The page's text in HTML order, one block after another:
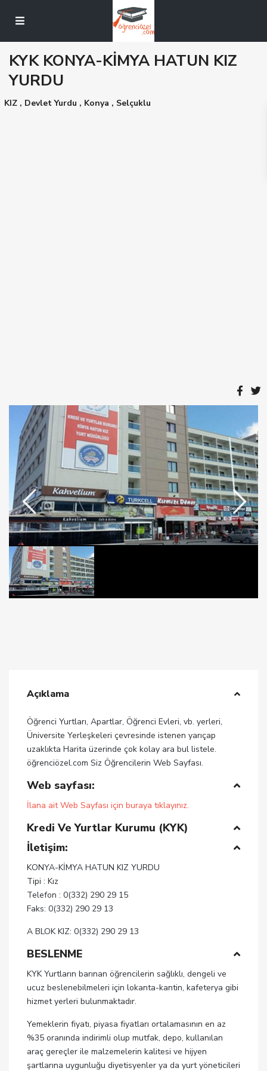
KYK KONYA-KİMYA HATUN KIZ
YURDU
KIZ , Devlet Yurdu , Konya , Selçuklu
Açıklama
Öğrenci Yurtları, Apartlar, Öğrenci Evleri, vb. yerleri,
Üniversite Yerleşkeleri çevresinde istenen yarıçap
uzaklıkta Harita üzerinde çok kolay ara bul listele.
öğrenciözel.com Siz Öğrencilerin Web Sayfası.
Web sayfası:
İlana ait Web Sayfası için buraya tıklayınız.
Kredi Ve Yurtlar Kurumu (KYK)
İletişim:
KONYA-KİMYA HATUN KIZ YURDU
Tipi : Kız
Telefon : 0(332) 290 29 15
Faks: 0(332) 290 29 13
A BLOK KIZ: 0(332) 290 29 13
BESLENME
KYK Yurtların barınan öğrencilerin sağlıklı, dengeli ve
ucuz beslenebilmeleri için lokanta-kantin, kafeterya gibi
hizmet yerleri bulunmaktadır.
Yemeklerin fiyatı, piyasa fiyatları ortalamasının en az
%35 oranında indirimli olup mutfak, depo, kullanılan
araç gereçler ile malzemelerin kalitesi ve hijyen
şartlarına uygunluğu diyetisyenler ya da yurt yöneticileri